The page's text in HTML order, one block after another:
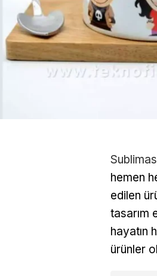
hemen
edilen
tasarım
hayatın
ürünler